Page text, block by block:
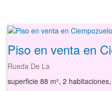
Rueda De La
superficie 88 m², 2